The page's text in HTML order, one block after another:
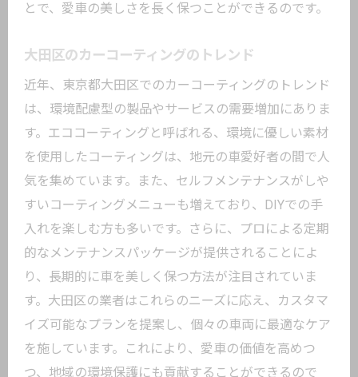
とで、愛車の美しさを長く保つことができるのです。
大田区のカーコーティングのトレンド
近年、東京都大田区でのカーコーティングのトレンド
は、環境配慮型の製品やサービスの需要増加にありま
す。エココーティングと呼ばれる、環境に優しい素材
を使用したコーティングは、地元の車愛好者の間で人
気を集めています。また、セルフメンテナンスがしや
すいコーティングメニューも増えており、DIYでの手
入れを楽しむ方も多いです。さらに、プロによる定期
的なメンテナンスパッケージが提供されることによ
り、長期的に車を美しく保つ方法が注目されていま
す。大田区の業者はこれらのニーズに応え、カスタマ
イズ可能なプランを提案し、個々の車両に最適なケア
を施しています。これにより、愛車の価値を高めつ
つ、地域の環境保護にも貢献することができるので